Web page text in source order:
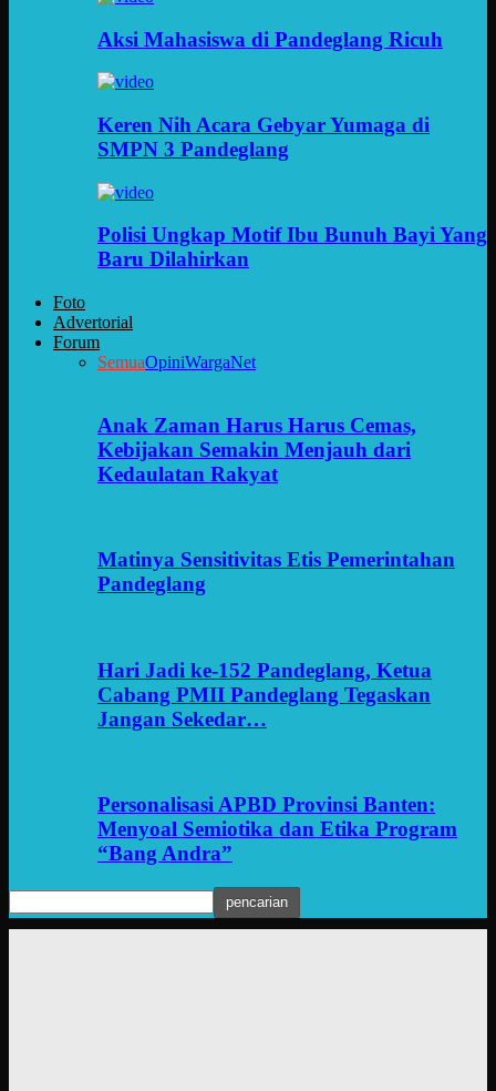
Aksi Mahasiswa di Pandeglang Ricuh
Keren Nih Acara Gebyar Yumaga di
SMPN 3 Pandeglang
Polisi Ungkap Motif Ibu Bunuh Bayi Yang
Baru Dilahirkan
Foto
Advertorial
Forum
SemuaOpiniWargaNet
Anak Zaman Harus Harus Cemas,
Kebijakan Semakin Menjauh dari
Kedaulatan Rakyat
Matinya Sensitivitas Etis Pemerintahan
Pandeglang
Hari Jadi ke-152 Pandeglang, Ketua
Cabang PMII Pandeglang Tegaskan
Jangan Sekedar…
Personalisasi APBD Provinsi Banten:
Menyoal Semiotika dan Etika Program
“Bang Andra”